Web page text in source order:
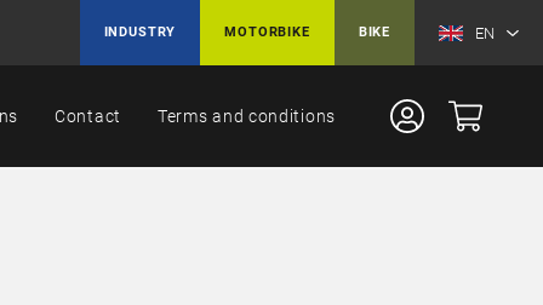
INDUSTRY MOTORBIKE BIKE EN
Contact Terms and conditions